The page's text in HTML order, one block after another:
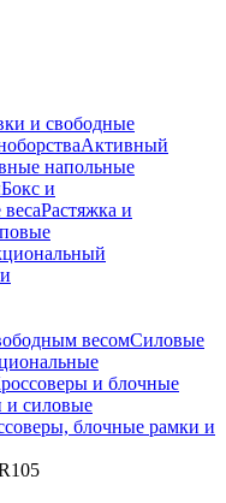
и свободные
Активный
напольные
Бокс и
Растяжка и
весомСиловые
и блочные
и силовые
блочные рамки и